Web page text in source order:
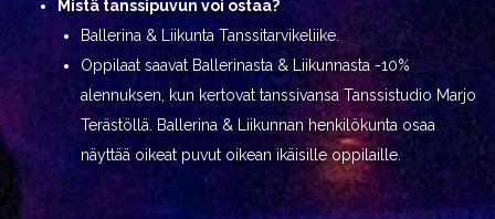
Mistä tanssipuvun voi ostaa?
Ballerina & Liikunta Tanssitarvikeliike.
Oppilaat saavat Ballerinasta & Liikunnasta -10%
alennuksen, kun kertovat tanssivansa Tanssistudio Marjo
Terästöllä. Ballerina & Liikunnan henkilökunta osaa
näyttää oikeat puvut oikean ikäisille oppilaille.